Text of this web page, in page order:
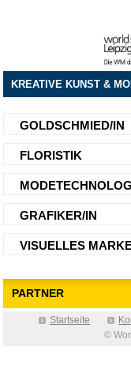
KREATIVE KUNST &
GOLDSCHMIED/IN
FLORISTIK
GRAFIKER/IN
VISUELLES
PARTNER
Startseite
©